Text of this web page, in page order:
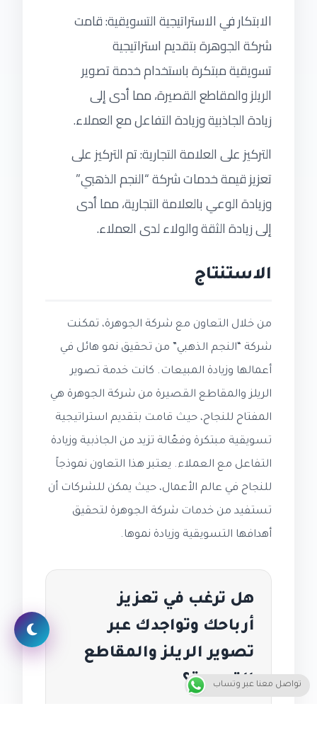
الابتكار في الاستراتيجية التسويقية: قامت
شركة الجوهرة بتقديم استراتيجية
تسويقية مبتكرة باستخدام خدمة تصوير
الريلز والمقاطع القصيرة، مما أدى إلى
زيادة الجاذبية وزيادة التفاعل مع العملاء.
التركيز على العلامة التجارية: تم التركيز على
تعزيز قيمة خدمات شركة “النجم الذهبي”
وزيادة الوعي بالعلامة التجارية، مما أدى
إلى زيادة الثقة والولاء لدى العملاء.
الاستنتاج
من خلال التعاون مع شركة الجوهرة، تمكنت
شركة “النجم الذهبي” من تحقيق نمو هائل في
أعمالها وزيادة المبيعات. كانت خدمة تصوير
الريلز والمقاطع القصيرة من شركة الجوهرة هي
المفتاح للنجاح، حيث قامت بتقديم استراتيجية
تسويقية مبتكرة وفعّالة تزيد من الجاذبية وزيادة
التفاعل مع العملاء. يعتبر هذا التعاون نموذجاً
للنجاح في عالم الأعمال، حيث يمكن للشركات أن
تستفيد من خدمات شركة الجوهرة لتحقيق
أهدافها التسويقية وزيادة نموها.
هل ترغب في تعزيز
أرباحك وتواجدك عبر
تصوير الريلز والمقاطع
القصيرة؟
تواصل معنا عبر وتساب